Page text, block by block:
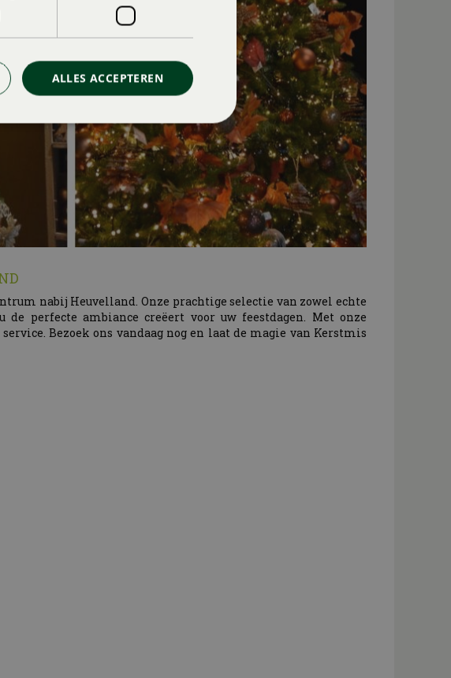
nabij Heuvelland. Onze prachtige selectie van zowel echte
perfecte ambiance creëert voor uw feestdagen. Met onze
Bezoek ons vandaag nog en laat de magie van Kerstmis
ALLES ACCEPTEREN